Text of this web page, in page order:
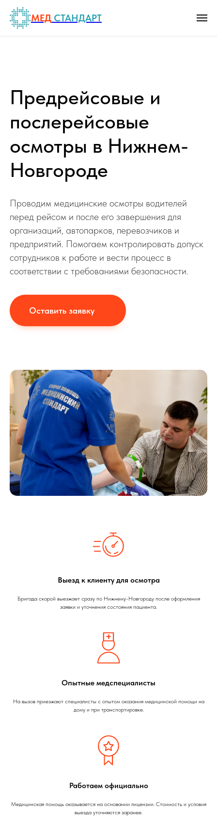
МЕД СТАНДАРТ
Предрейсовые и
послерейсовые
осмотры в Нижнем-
Новгороде
Проводим медицинские осмотры водителей
перед рейсом и после его завершения для
организаций, автопарков, перевозчиков и
предприятий. Помогаем контролировать допуск
сотрудников к работе и вести процесс в
соответствии с требованиями безопасности.
Оставить заявку
Выезд к клиенту для осмотра
Бригада скорой выезжает сразу по Нижнему-Новгороду после оформления
заявки и уточнения состояния пациента.
Опытные медспециалисты
На вызов приезжают специалисты с опытом оказания медицинской помощи на
дому и при транспортировке.
Работаем официально
Медицинская помощь оказывается на основании лицензии. Стоимость и условия
выезда уточняются заранее.